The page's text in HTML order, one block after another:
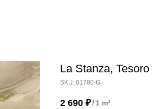
La Stanza, Tesoro
SKU: 01780-G
2 690 ₽/ 1 m²